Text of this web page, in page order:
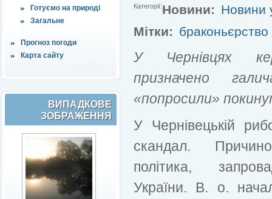
Готуємо на природі
Загальне
Прогноз погоди
Карта сайту
ВИПАДКОВЕ
ЗОБРАЖЕННЯ
Категорії:Новини: Новини
Мітки: браконьєрство
У Чернівцях
призначено
«попросили»
У Чернівецькій
скандал.
політика,
України. В. о.